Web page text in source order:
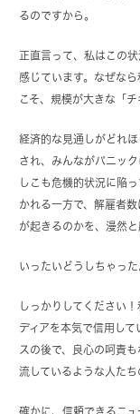
るのですから。
正直言って、私はこの
感じています。なぜな
こそ、規模が大きな「
経済的な見通しがどれ
され、みんながパニッ
しこも危機的状況に陥
かれる一方で、解雇者
が起きるのかを、漫然と
いったいどうしちゃった
しっかりしてください
ディアを本気で信用し
スの後で、良心の呵責
流しているような人たち
確かに、信頼できるニ